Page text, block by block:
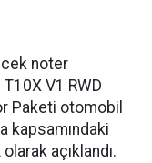
noter
V1 RWD
Paketi otomobil
kapsamındaki
açıklandı.